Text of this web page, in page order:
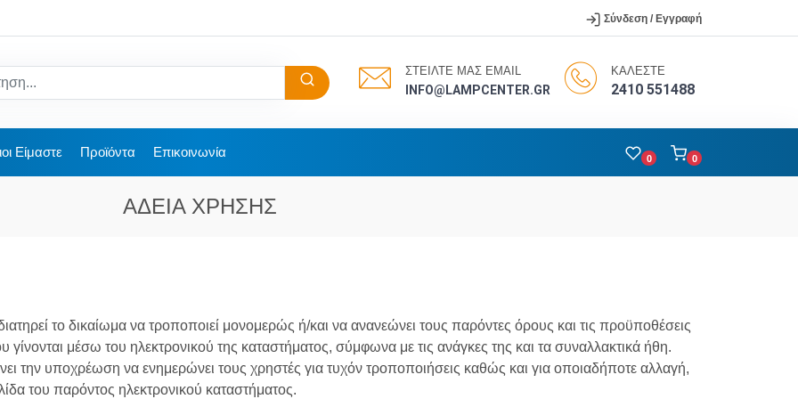
Σύνδεση / Εγγραφή
ΣΤΕΙΛΤΕ ΜΑΣ EMAIL
INFO@LAMPCENTER.GR
ΚΑΛΕΣΤΕ
2410 551488
Είμαστε Προϊόντα Επικοινωνία 0 0
ΑΔΕΙΑ ΧΡΗΣΗΣ
το δικαίωμα να τροποποιεί μονομερώς ή/και να ανανεώνει τους παρόντες όρους και τις προϋποθέσεις
μέσω του ηλεκτρονικού της καταστήματος, σύμφωνα με τις ανάγκες της και τα συναλλακτικά ήθη.
την υποχρέωση να ενημερώνει τους χρηστές για τυχόν τροποποιήσεις καθώς και για οποιαδήποτε αλλαγή,
του παρόντος ηλεκτρονικού καταστήματος.